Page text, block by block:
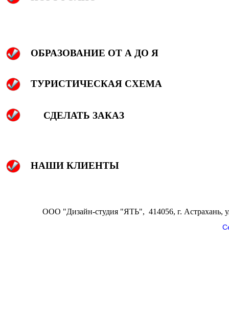
НАШИ КЛИЕНТЫ
ОБРАЗОВАНИЕ ОТ А ДО Я
ТУРИСТИЧЕСКАЯ СХЕМА
ООО "Дизайн-студия "ЯТЬ", 414056, г. Астрахань,
СДЕЛАТЬ ЗАКАЗ